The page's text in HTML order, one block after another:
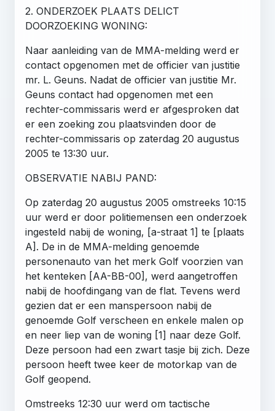
2. ONDERZOEK PLAATS DELICT
DOORZOEKING WONING:
Naar aanleiding van de MMA-melding werd er
contact opgenomen met de officier van justitie
mr. L. Geuns. Nadat de officier van justitie Mr.
Geuns contact had opgenomen met een
rechter-commissaris werd er afgesproken dat
er een zoeking zou plaatsvinden door de
rechter-commissaris op zaterdag 20 augustus
2005 te 13:30 uur.
OBSERVATIE NABIJ PAND:
Op zaterdag 20 augustus 2005 omstreeks 10:15
uur werd er door politiemensen een onderzoek
ingesteld nabij de woning, [a-straat 1] te [plaats
A]. De in de MMA-melding genoemde
personenauto van het merk Golf voorzien van
het kenteken [AA-BB-00], werd aangetroffen
nabij de hoofdingang van de flat. Tevens werd
gezien dat er een manspersoon nabij de
genoemde Golf verscheen en enkele malen op
en neer liep van de woning [1] naar deze Golf.
Deze persoon had een zwart tasje bij zich. Deze
persoon heeft twee keer de motorkap van de
Golf geopend.
Omstreeks 12:30 uur werd om tactische